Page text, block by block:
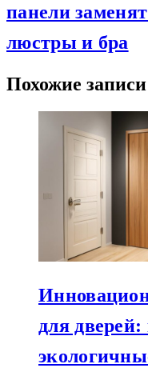
панели
люстры и бра
Похожие записи
для